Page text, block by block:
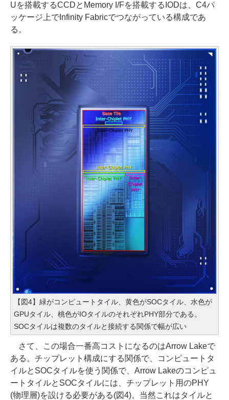
Uを搭載するCCDとMemory I/Fを搭載するIODは、C4パ
ッケージ上でInfinity Fabricでつながっている構成であ
る。
【図4】緑がコンピュートタイル、黄色がSOCタイル、水色が
GPUタイル、桃色がIOタイルのそれぞれPHY部分である。
SOCタイルは複数のタイルと接続する関係で幅が広い
さて、この場合一番高コストになるのはArrow Lakeで
ある。チップレット構成にする関係で、コンピュートタ
イルとSOCタイルを使う関係で、Arrow Lakeのコンピュ
ートタイルとSOCタイルには、チップレット用のPHY
(物理層)を設ける必要がある(図4)。当然これはタイルと